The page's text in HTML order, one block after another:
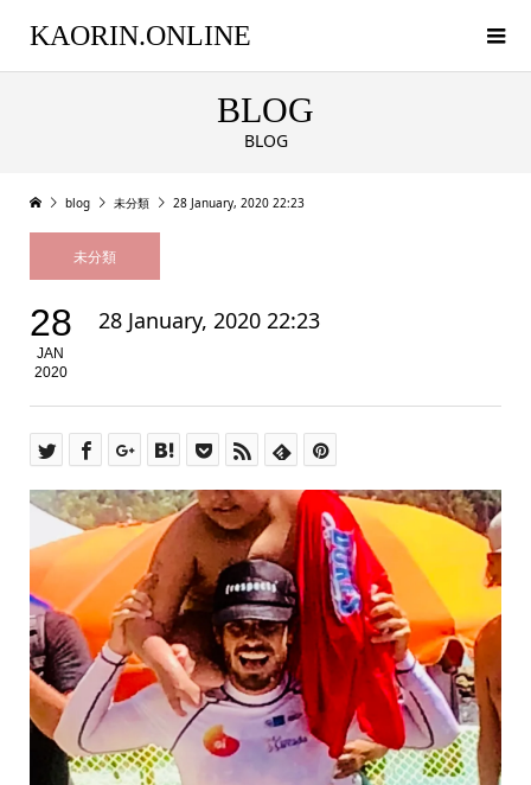
KAORIN.ONLINE
BLOG
BLOG
blog 未分類 28 January, 2020 22:23
未分類
28
JAN
2020
28 January, 2020 22:23